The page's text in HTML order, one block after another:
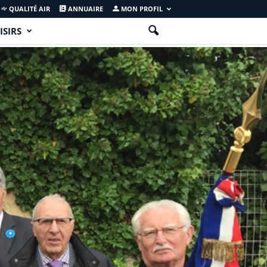
QUALITÉ AIR ANNUAIRE MON PROFIL